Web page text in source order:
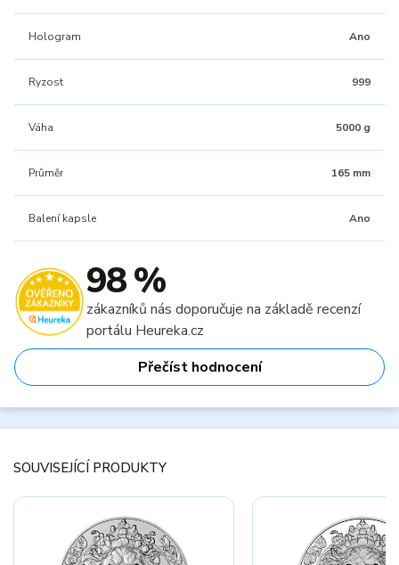
Hologram Ano
Ryzost 999
Váha 5000 g
Průměr 165 mm
Balení kapsle Ano
98 %
zákazníků nás doporučuje na základě recenzí
portálu Heureka.cz
Přečíst hodnocení
SOUVISEJÍCÍ PRODUKTY